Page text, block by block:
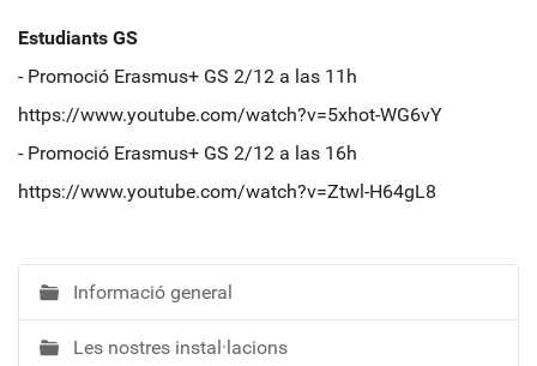
Estudiants GS
- Promoció Erasmus+ GS 2/12 a las 11h
https://www.youtube.com/watch?v=5xhot-WG6vY
- Promoció Erasmus+ GS 2/12 a las 16h
https://www.youtube.com/watch?v=Ztwl-H64gL8
N
a
v
Informació general
Les nostres instal·lacions